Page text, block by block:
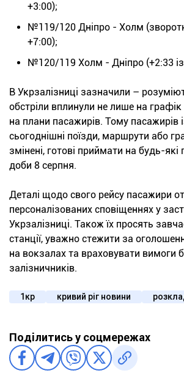
+3:00);
№119/120 Дніпро - Холм
+7:00);
№120/119 Холм - Дніпро (+2:33
В Укрзалізниці зазначили –
обстріли вплинули не лише на графік
на плани пасажирів. Тому пасажирів
сьогоднішні поїзди, маршрути або
змінені, готові приймати на будь-які
доби 8 серпня.
Деталі щодо свого рейсу пасажири
персоналізованих сповіщеннях у
Укрзалізниці. Також їх просять
станції, уважно стежити за
на вокзалах та враховувати вимоги
залізничників.
1кр кривий ріг новини
Поділитись у соцмережах